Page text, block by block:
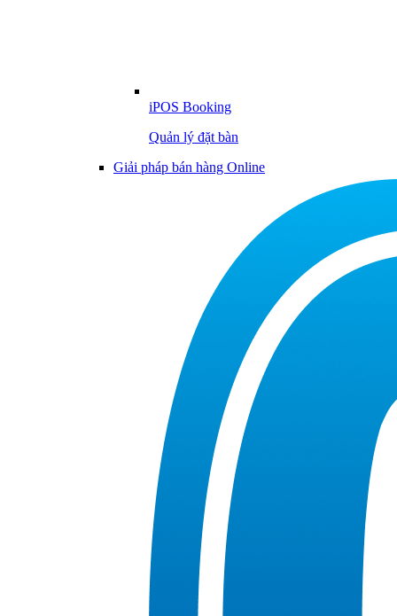
iPOS Booking
Quản lý đặt bàn
Giải pháp bán hàng Online